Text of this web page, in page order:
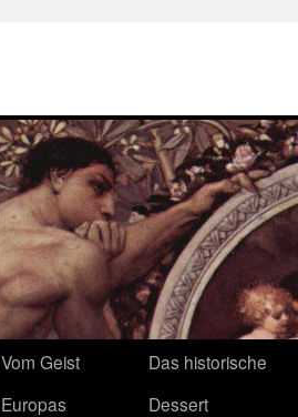
Vom Geist
Europas
Das historische
Dessert